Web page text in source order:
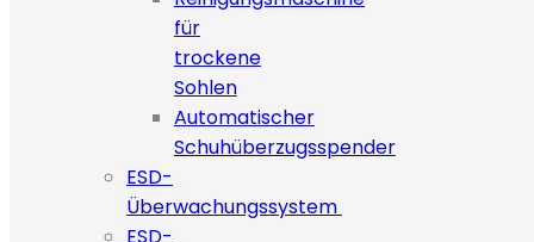
für
trockene
Sohlen
Automatischer
Schuhüberzugsspender
ESD-
Überwachungssystem